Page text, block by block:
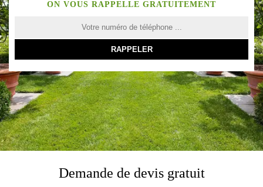
ON VOUS RAPPELLE GRATUITEMENT
Demande de devis gratuit